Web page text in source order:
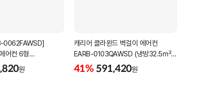
0062FAWSD]
어컨 6형
/기본설치비포함/
원
캐리어 클라윈드 벽걸이 에어컨
EARB-0103QAWSD (냉방32.5㎡)
실외기포함 기본설치비포함 무료배송
41% 591,420원